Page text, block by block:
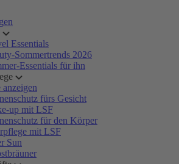
Essentials
Sommertrends 2026
Essentials für ihn
fürs Gesicht
up mit LSF
für den Körper
mit LSF
Sun